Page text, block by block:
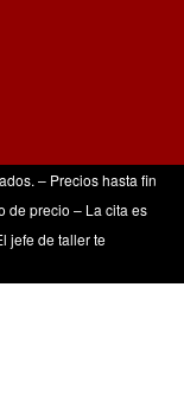
– Precios hasta fin
de precio – La cita es
jefe de taller te